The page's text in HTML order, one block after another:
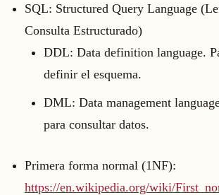
SQL: Structured Query Language
Consulta Estructurado)
DDL: Data definition language.
definir el esquema.
DML: Data management
para consultar datos.
Primera forma normal (1NF):
https://en.wikipedia.org/wiki/